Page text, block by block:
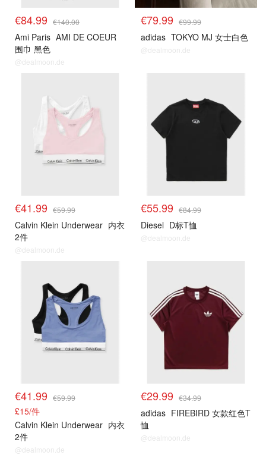
€84.99 €140.00
Ami Paris AMI DE COEUR
围巾 黑色
@dealmoon.de
€79.99 €99.99
adidas TOKYO MJ 女士白色
@dealmoon.de
€41.99 €59.99
Calvin Klein Underwear 内衣
2件
@dealmoon.de
€55.99 €84.99
Diesel D标T恤
@dealmoon.de
€41.99 €59.99
£15/件
Calvin Klein Underwear 内衣
2件
@dealmoon.de
€29.99 €34.99
adidas FIREBIRD 女款红色T
恤
@dealmoon.de